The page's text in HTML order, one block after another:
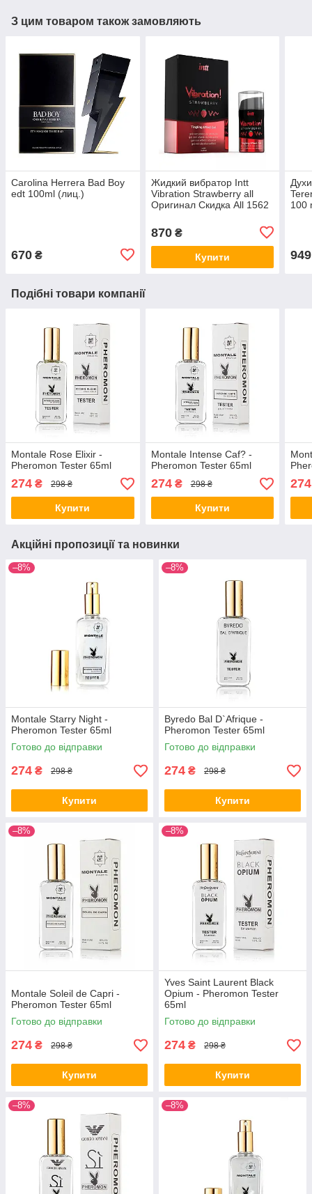
З цим товаром також замовляють
Carolina Herrera Bad Boy
edt 100ml (лиц.)
670 ₴
Жидкий вибратор Intt
Vibration Strawberry all
Оригинал Скидка All 1562
870₴
Купити
100
949
Подібні товари компанії
Montale Rose Elixir -
Pheromon Tester 65ml
274 ₴ 298 ₴
Купити
Montale Intense Caf? -
Pheromon Tester 65ml
274₴ 298 ₴
Купити
274
Акційні пропозиції та новинки
–8%
Montale Starry Night -
Pheromon Tester 65ml
Готово до відправки
274 ₴ 298 ₴
Купити
–8%
Byredo Bal D`Afrique -
Pheromon Tester 65ml
Готово до відправки
274 ₴ 298 ₴
Купити
–8%
Montale Soleil de Capri -
Pheromon Tester 65ml
Готово до відправки
274 ₴ 298 ₴
Купити
–8%
Yves Saint Laurent Black
Opium - Pheromon Tester
65ml
Готово до відправки
274 ₴ 298 ₴
Купити
–8% –8%